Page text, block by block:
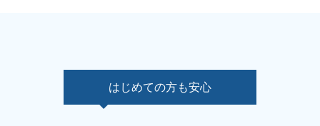
はじめての方も安心